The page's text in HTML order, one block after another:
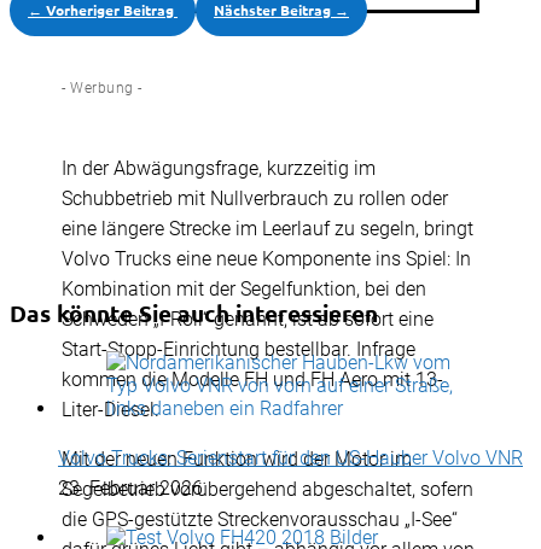
- Werbung -
In der Abwägungsfrage, kurzzeitig im
Schubbetrieb mit Nullverbrauch zu rollen oder
eine längere Strecke im Leerlauf zu segeln, bringt
Volvo Trucks eine neue Komponente ins Spiel: In
Kombination mit der Segelfunktion, bei den
Schweden „I-Roll“ genannt, ist ab sofort eine
Start-Stopp-Einrichtung bestellbar. Infrage
kommen die Modelle FH und FH Aero mit 13-
Liter-Diesel.
Mit der neuen Funktion wird der Motor im
Segelbetrieb vorübergehend abgeschaltet, sofern
die GPS-gestützte Streckenvorausschau „I-See“
← Vorheriger Beitrag Nächster Beitrag →
Das könnte Sie auch interessieren
Volvo Trucks: Serienstart für den US-Hauber Volvo VNR
23. Februar 2026